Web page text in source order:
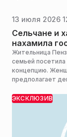
13 июля 2026
Сельчане и
нахамила
Жительница
семьей посетила
концепцию.
предполагает
ресторане, но в
ЭКСКЛЮЗИВ